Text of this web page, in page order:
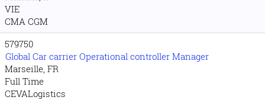
VIE
CMA CGM
579750
Global Car carrier Operational controller Manager
Marseille, FR
Full Time
CEVALogistics